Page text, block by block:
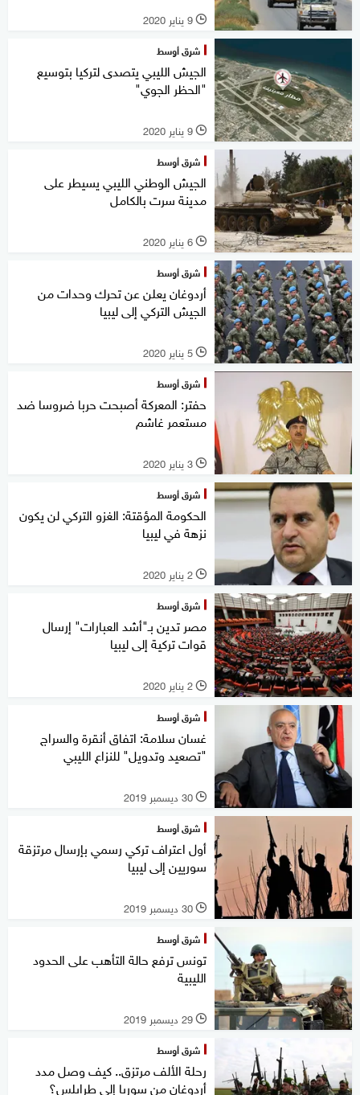
l 9 يناير 2020
شرق أوسط
الجيش الليبي يتصدى لتركيا بتوسيع
"الحظر الجوي"
l 9 يناير 2020
شرق أوسط
الجيش الوطني الليبي يسيطر على
مدينة سرت بالكامل
l 6 يناير 2020
شرق أوسط
أردوغان يعلن عن تحرك وحدات من
الجيش التركي إلى ليبيا
l 5 يناير 2020
شرق أوسط
حفتر: المعركة أصبحت حربا ضروسا ضد
مستعمر غاشم
l 3 يناير 2020
شرق أوسط
الحكومة المؤقتة: الغزو التركي لن يكون
نزهة في ليبيا
l 2 يناير 2020
شرق أوسط
مصر تدين بـ"أشد العبارات" إرسال
قوات تركية إلى ليبيا
l 2 يناير 2020
شرق أوسط
غسان سلامة: اتفاق أنقرة والسراج
"تصعيد وتدويل" للنزاع الليبي
l 30 ديسمبر 2019
شرق أوسط
أول اعتراف تركي رسمي بإرسال مرتزقة
سوريين إلى ليبيا
l 30 ديسمبر 2019
شرق أوسط
تونس ترفع حالة التأهب على الحدود
الليبية
l 29 ديسمبر 2019
شرق أوسط
رحلة الألف مرتزق.. كيف وصل مدد
أردوغان من سوريا إلى طرابلس؟